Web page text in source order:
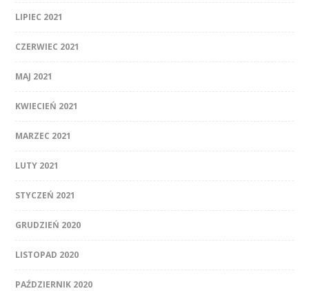
LIPIEC 2021
CZERWIEC 2021
MAJ 2021
KWIECIEŃ 2021
MARZEC 2021
LUTY 2021
STYCZEŃ 2021
GRUDZIEŃ 2020
LISTOPAD 2020
PAŹDZIERNIK 2020